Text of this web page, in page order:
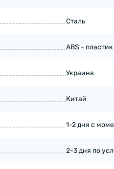
Сталь
ABS - пластик
Украина
Китай
1-2 дня с
2-3 дня по